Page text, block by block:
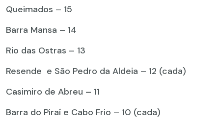
Queimados – 15
Barra Mansa – 14
Rio das Ostras – 13
Resende e São Pedro da Aldeia – 12 (cada)
Casimiro de Abreu – 11
Barra do Piraí e Cabo Frio – 10 (cada)